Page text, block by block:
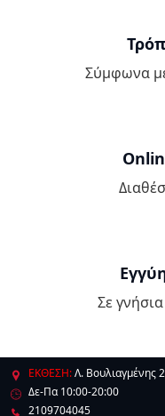
Σύμφωνα
Σε
ΕΚΘΕΣΗ:Λ. Βουλιαγμένης
Δε-Πα 10:00-20:00
2109704045